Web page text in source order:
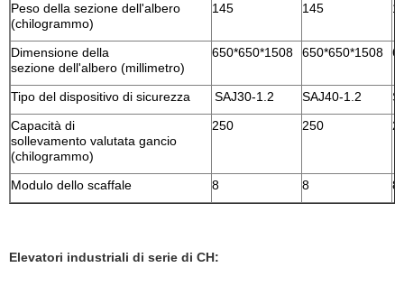
Peso della sezione dell'albero
(chilogrammo)
145 145
Dimensione della
sezione dell'albero (millimetro)
650*650*1508 650*650*1508
Tipo del dispositivo di sicurezza SAJ30-1.2 SAJ40-1.2
Capacità di
sollevamento valutata gancio
(chilogrammo)
250 250
Modulo dello scaffale 8 8 8
Elevatori industriali di serie di CH: